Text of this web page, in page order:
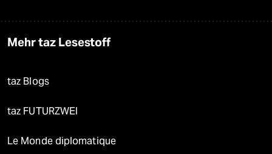
Mehr taz Lesestoff
taz Blogs
taz FUTURZWEI
Le Monde diplomatique